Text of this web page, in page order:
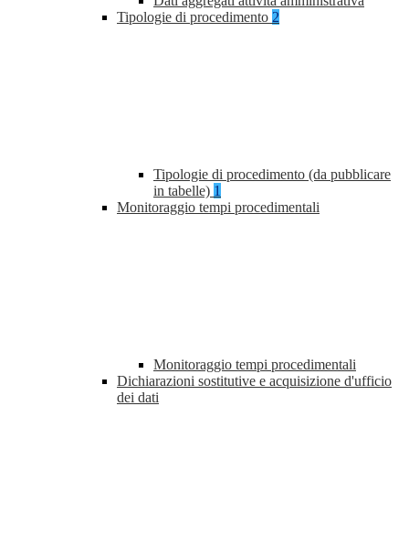
Tipologie di procedimento 2
Tipologie di procedimento (da pubblicare
in tabelle) 1
Monitoraggio tempi procedimentali
Monitoraggio tempi procedimentali
Dichiarazioni sostitutive e acquisizione d'ufficio
dei dati